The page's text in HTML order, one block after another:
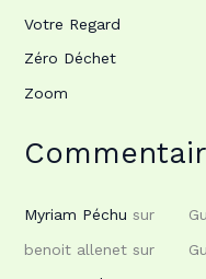
Votre Regard
Zéro Déchet
Zoom
Myriam Péchu sur
benoit allenetsur